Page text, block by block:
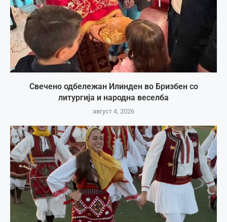
Свечено одбележан Илинден во Бризбен со
литургија и народна веселба
август 4, 2026